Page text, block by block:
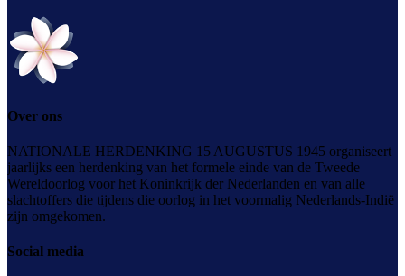
Over ons
NATIONALE HERDENKING 15 AUGUSTUS 1945 organiseert
jaarlijks een herdenking van het formele einde van de Tweede
Wereldoorlog voor het Koninkrijk der Nederlanden en van alle
slachtoffers die tijdens die oorlog in het voormalig Nederlands-Indië
zijn omgekomen.
Social media